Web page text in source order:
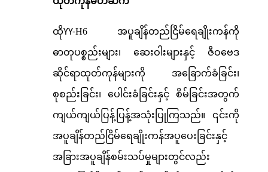
ထိုYY-H6 အပူချိန်တည်ငြိမ်ရေချိုးကန်ကို
ဓာတုပစ္စည်းများ၊ ဆေးဝါးများနှင့် ဇီဝဗေဒ
ဆိုင်ရာထုတ်ကုန်များကို အခြောက်ခံခြင်း၊
စုစည်းခြင်း၊ ပေါင်းခံခြင်းနှင့် စိမ်ခြင်းအတွက်
ကျယ်ကျယ်ပြန့်ပြန့်အသုံးပြုကြသည်။ ၎င်းကို
အပူချိန်တည်ငြိမ်ရေချိုးကန်အပူပေးခြင်းနှင့်
အခြားအပူချိန်စမ်းသပ်မှုများတွင်လည်း